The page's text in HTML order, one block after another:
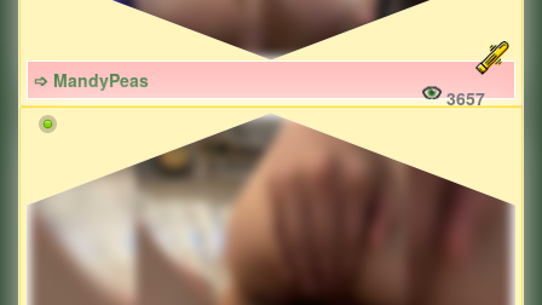
➩ MandyPeas
3657